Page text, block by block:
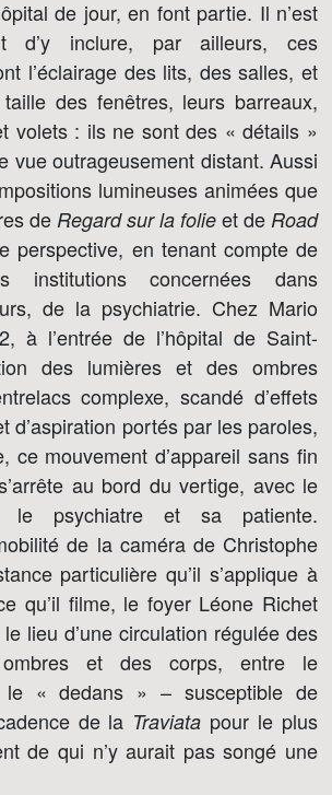
de jour, en font partie. Il n’est
d’y inclure, par ailleurs, ces
l’éclairage des lits, des salles, et
des fenêtres, leurs barreaux,
volets : ils ne sont des « détails »
vue outrageusement distant. Aussi
lumineuses animées que
de Regard sur la folie et de Road
perspective, en tenant compte de
institutions concernées dans
de la psychiatrie. Chez Mario
à l’entrée de l’hôpital de Saint-
des lumières et des ombres
complexe, scandé d’effets
d’aspiration portés par les paroles,
ce mouvement d’appareil sans fin
au bord du vertige, avec le
le psychiatre et sa patiente.
de la caméra de Christophe
particulière qu’il s’applique à
qu’il filme, le foyer Léone Richet
lieu d’une circulation régulée des
et des corps, entre le
« dedans » – susceptible de
de la Traviata pour le plus
de qui n’y aurait pas songé une